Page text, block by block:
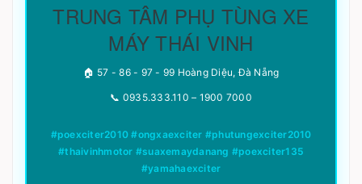
TRUNG TÂM PHỤ TÙNG XE
MÁY THÁI VINH
🏠 57 - 86 - 97 - 99 Hoàng Diệu, Đà Nẵng
📞 0935.333.110 – 1900 7000
#poexciter2010 #ongxaexciter #phutungexciter2010
#thaivinhmotor #suaxemaydanang #poexciter135
#yamahaexciter